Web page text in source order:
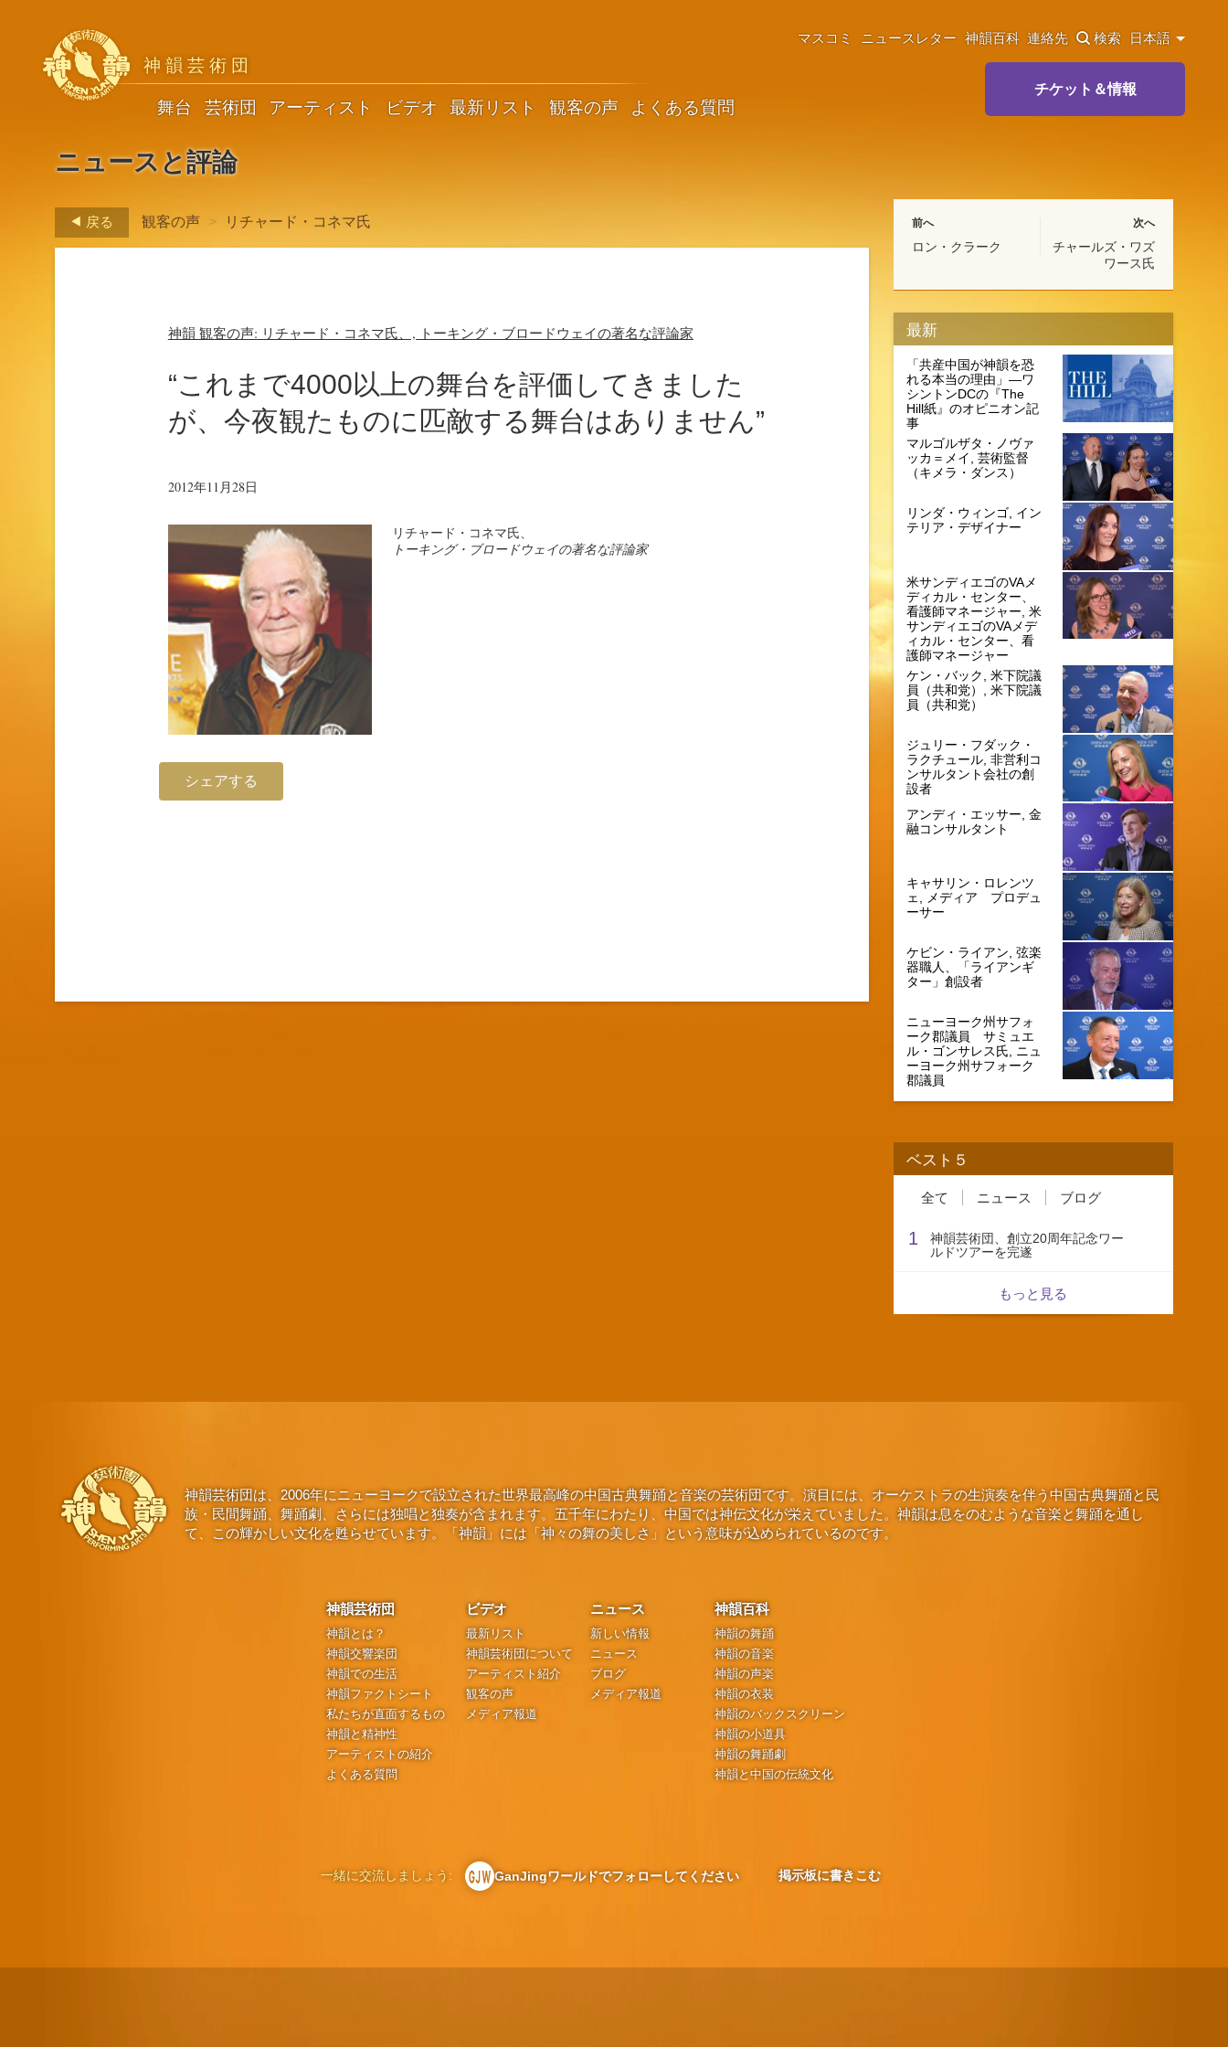
神韻芸術団
舞台 芸術団 アーティスト ビデオ 最新リスト 観客の声 よくある質問
マスコミ ニュースレター 神韻百科 連絡先 検索 日本語
チケット＆情報
ニュースと評論
戻る 観客の声 > リチャード・コネマ氏
神韻 観客の声: リチャード・コネマ氏、, トーキング・ブロードウェイの著名な評論家
“これまで4000以上の舞台を評価してきました
が、今夜観たものに匹敵する舞台はありません”
2012年11月28日
リチャード・コネマ氏、
トーキング・ブロードウェイの著名な評論家
シェアする
前へ
ロン・クラーク
次へ
チャールズ・ワズ
ワース氏
最新
「共産中国が神韻を恐
れる本当の理由」―ワ
シントンDCの『The
Hill紙』のオピニオン記
事
マルゴルザタ・ノヴァ
ッカ＝メイ, 芸術監督
（キメラ・ダンス）
リンダ・ウィンゴ, イン
テリア・デザイナー
米サンディエゴのVAメ
ディカル・センター、
看護師マネージャー, 米
サンディエゴのVAメデ
ィカル・センター、看
護師マネージャー
ケン・バック, 米下院議
員（共和党）, 米下院議
員（共和党）
ジュリー・フダック・
ラクチュール, 非営利コ
ンサルタント会社の創
設者
アンディ・エッサー, 金
融コンサルタント
キャサリン・ロレンツ
ェ, メディア プロデュ
ーサー
ケビン・ライアン, 弦楽
器職人、「ライアンギ
ター」創設者
ニューヨーク州サフォ
ーク郡議員 サミュエ
ル・ゴンサレス氏, ニュ
ーヨーク州サフォーク
郡議員
ベスト５
全て ニュース ブログ
1
神韻芸術団、創立20周年記念ワー
ルドツアーを完遂
もっと見る
神韻芸術団は、2006年にニューヨークで設立された世界最高峰の中国古典舞踊と音楽の芸術団です。演目には、オーケストラの生演奏を伴う中国古典舞踊と民
族・民間舞踊、舞踊劇、さらには独唱と独奏が含まれます。五千年にわたり、中国では神伝文化が栄えていました。神韻は息をのむような音楽と舞踊を通し
て、この輝かしい文化を甦らせています。「神韻」には「神々の舞の美しさ」という意味が込められているのです。
神韻芸術団
神韻とは？
神韻交響楽団
神韻での生活
神韻ファクトシート
私たちが直面するもの
神韻と精神性
アーティストの紹介
よくある質問
ビデオ
最新リスト
神韻芸術団について
アーティスト紹介
観客の声
メディア報道
ニュース
新しい情報
ニュース
ブログ
メディア報道
神韻百科
神韻の舞踊
神韻の音楽
神韻の声楽
神韻の衣装
神韻のバックスクリーン
神韻の小道具
神韻の舞踊劇
神韻と中国の伝統文化
一緒に交流しましょう: GanJingワールドでフォローしてください 掲示板に書きこむ